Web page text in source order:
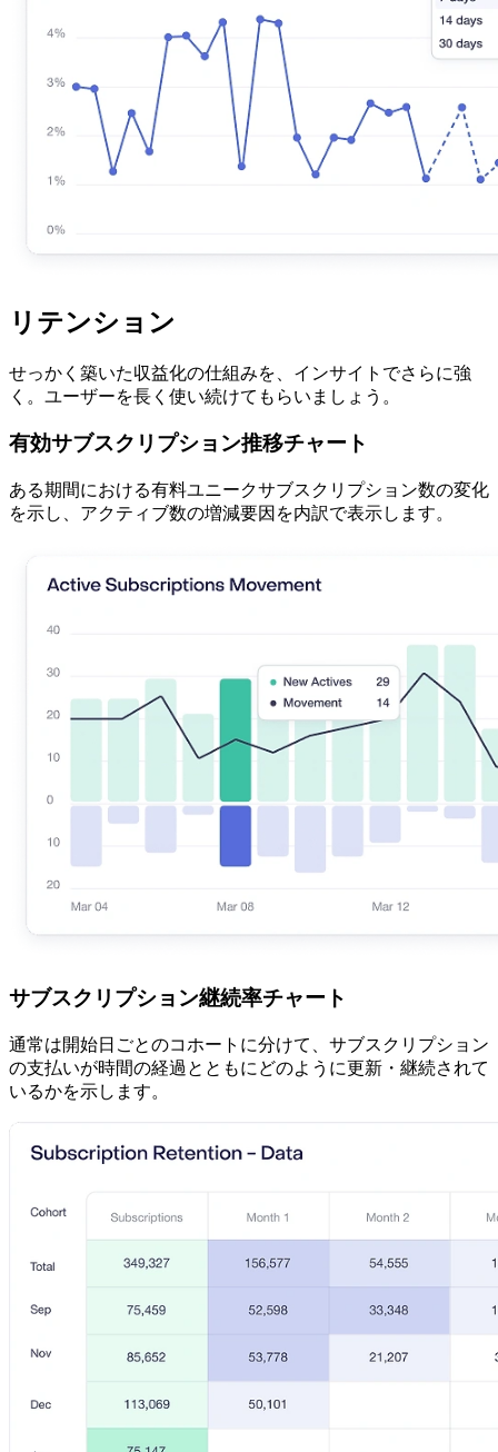
リテンション
せっかく築いた収益化の仕組みを、インサイトでさらに強
く。ユーザーを長く使い続けてもらいましょう。
有効サブスクリプション推移チャート
ある期間における有料ユニークサブスクリプション数の変化
を示し、アクティブ数の増減要因を内訳で表示します。
サブスクリプション継続率チャート
通常は開始日ごとのコホートに分けて、サブスクリプション
の支払いが時間の経過とともにどのように更新・継続されて
いるかを示します。